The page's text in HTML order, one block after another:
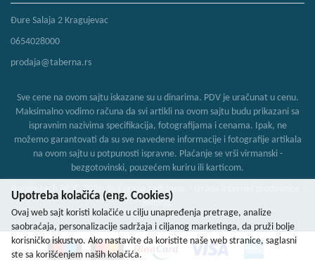
Đure Salaja 2 Kragujevac
0654028000
prodaja@taberna.rs
Sve cene na ovom sajtu iskazane su u dinarima. PDV je uračunat u cenu.
Maksimalno vodimo računa da svi artikli na ovom sajtu budu prikazani sa
ispravnim nazivima specifikacija, fotografijama i cenama. Ipak, ne
možemo garantovati da su sve navedene informacije i fotografije artikala
na ovom sajtu u potpunosti ispravne. Plaćanje se vrši virmanski -
bezgotovinski, pouzećem kuriru ili karticom.
Borsso-tech PR © 2026. Sva prava zadržana. -
Selltico.
Upotreba kolačića (eng. Cookies)
Ovaj web sajt koristi kolačiće u cilju unapređenja pretrage, analize
saobraćaja, personalizacije sadržaja i ciljanog marketinga, da pruži bolje
korisničko iskustvo. Ako nastavite da koristite naše web stranice, saglasni
ste sa korišćenjem naših kolačića.